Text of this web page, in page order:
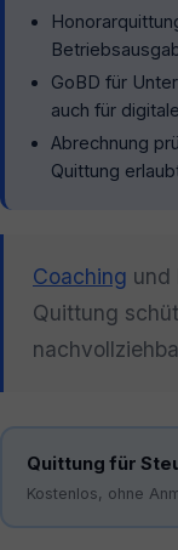
GoBD für
auch für
Abrechnung
Quittung
Coaching und
Quittung
Quittung für
Kostenlos, ohne